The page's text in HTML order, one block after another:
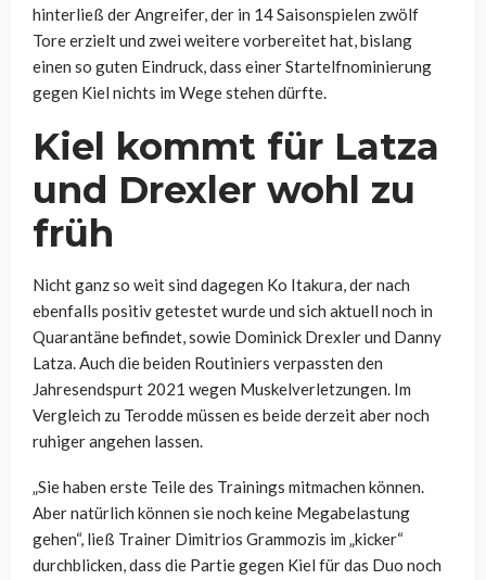
hinterließ der Angreifer, der in 14 Saisonspielen zwölf
Tore erzielt und zwei weitere vorbereitet hat, bislang
einen so guten Eindruck, dass einer Startelfnominierung
gegen Kiel nichts im Wege stehen dürfte.
Kiel kommt für Latza
und Drexler wohl zu
früh
Nicht ganz so weit sind dagegen Ko Itakura, der nach
ebenfalls positiv getestet wurde und sich aktuell noch in
Quarantäne befindet, sowie Dominick Drexler und Danny
Latza. Auch die beiden Routiniers verpassten den
Jahresendspurt 2021 wegen Muskelverletzungen. Im
Vergleich zu Terodde müssen es beide derzeit aber noch
ruhiger angehen lassen.
„Sie haben erste Teile des Trainings mitmachen können.
Aber natürlich können sie noch keine Megabelastung
gehen“, ließ Trainer Dimitrios Grammozis im „kicker“
durchblicken, dass die Partie gegen Kiel für das Duo noch